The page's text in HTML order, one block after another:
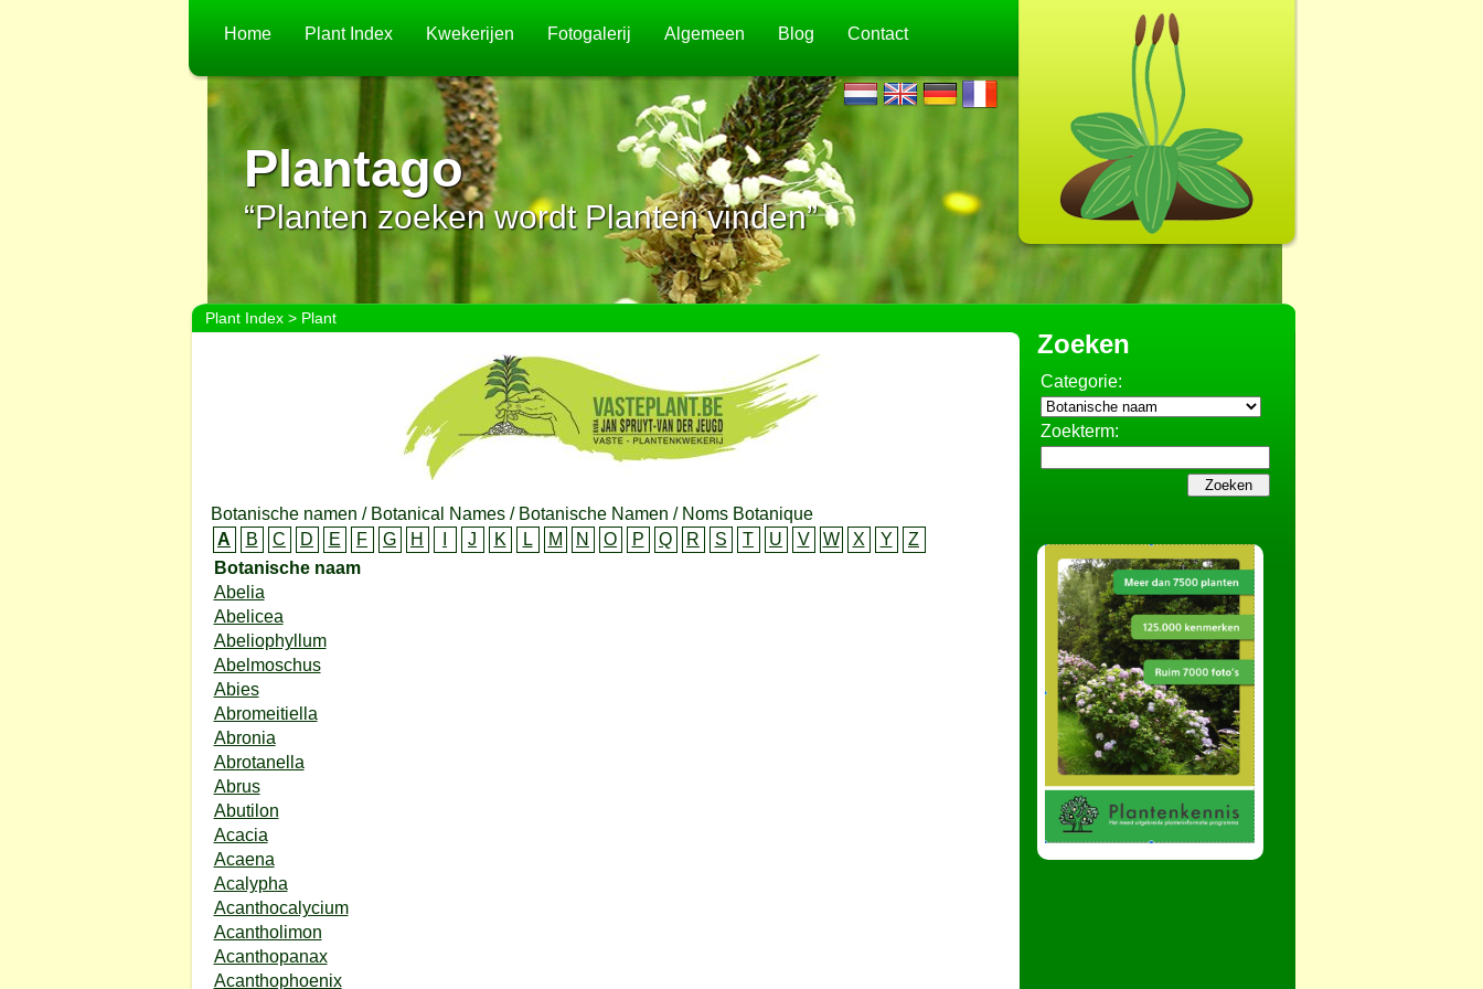
Home Plant Index Kwekerijen Fotogalerij Algemeen Blog Contact
Plantago
“Planten zoeken wordt Planten vinden”
Plant Index> Plant
Botanische namen / Botanical Names / Botanische Namen / Noms Botanique
A
B C D E F G H J K L M N O P Q R S T U V W X Y
Z
Botanische naam
Abelia
Abelicea
Abeliophyllum
Abelmoschus
Abies
Abromeitiella
Abronia
Abrotanella
Abrus
Abutilon
Acacia
Acaena
Acalypha
Acanthocalycium
Acantholimon
Acanthopanax
Acanthophoenix
Zoeken
Categorie:
Zoekterm: